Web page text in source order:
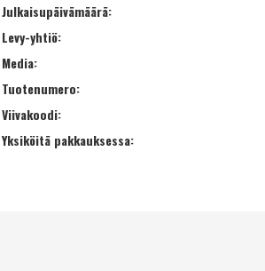
Julkaisupäivämäärä:
Levy-yhtiö:
Media:
Tuotenumero:
Viivakoodi:
Yksiköitä pakkauksessa: